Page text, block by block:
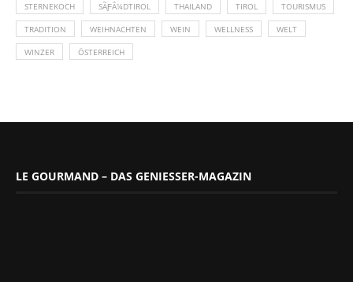
STERNEKOCH SÃƑÂ¼DTIROL THAILAND TIROL TOURISMUS
TRADITION WEIHNACHTEN WEIN WELLNESS WELT
WINZER ÖSTERREICH
LE GOURMAND – DAS GENIESSER-MAGAZIN